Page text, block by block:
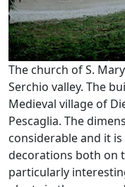
The church of S.
Serchio valley. The
Medieval village of
Pescaglia. The
considerable and it
decorations both on
particularly